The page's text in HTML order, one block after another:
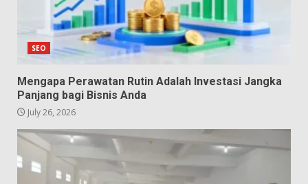
SEO
Mengapa Perawatan Rutin Adalah Investasi Jangka
Panjang bagi Bisnis Anda
July 26, 2026